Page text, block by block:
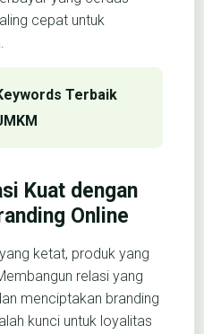
cepat untuk
Terbaik
Kuat dengan
Online
ketat, produk yang
relasi yang
menciptakan branding
kunci untuk loyalitas